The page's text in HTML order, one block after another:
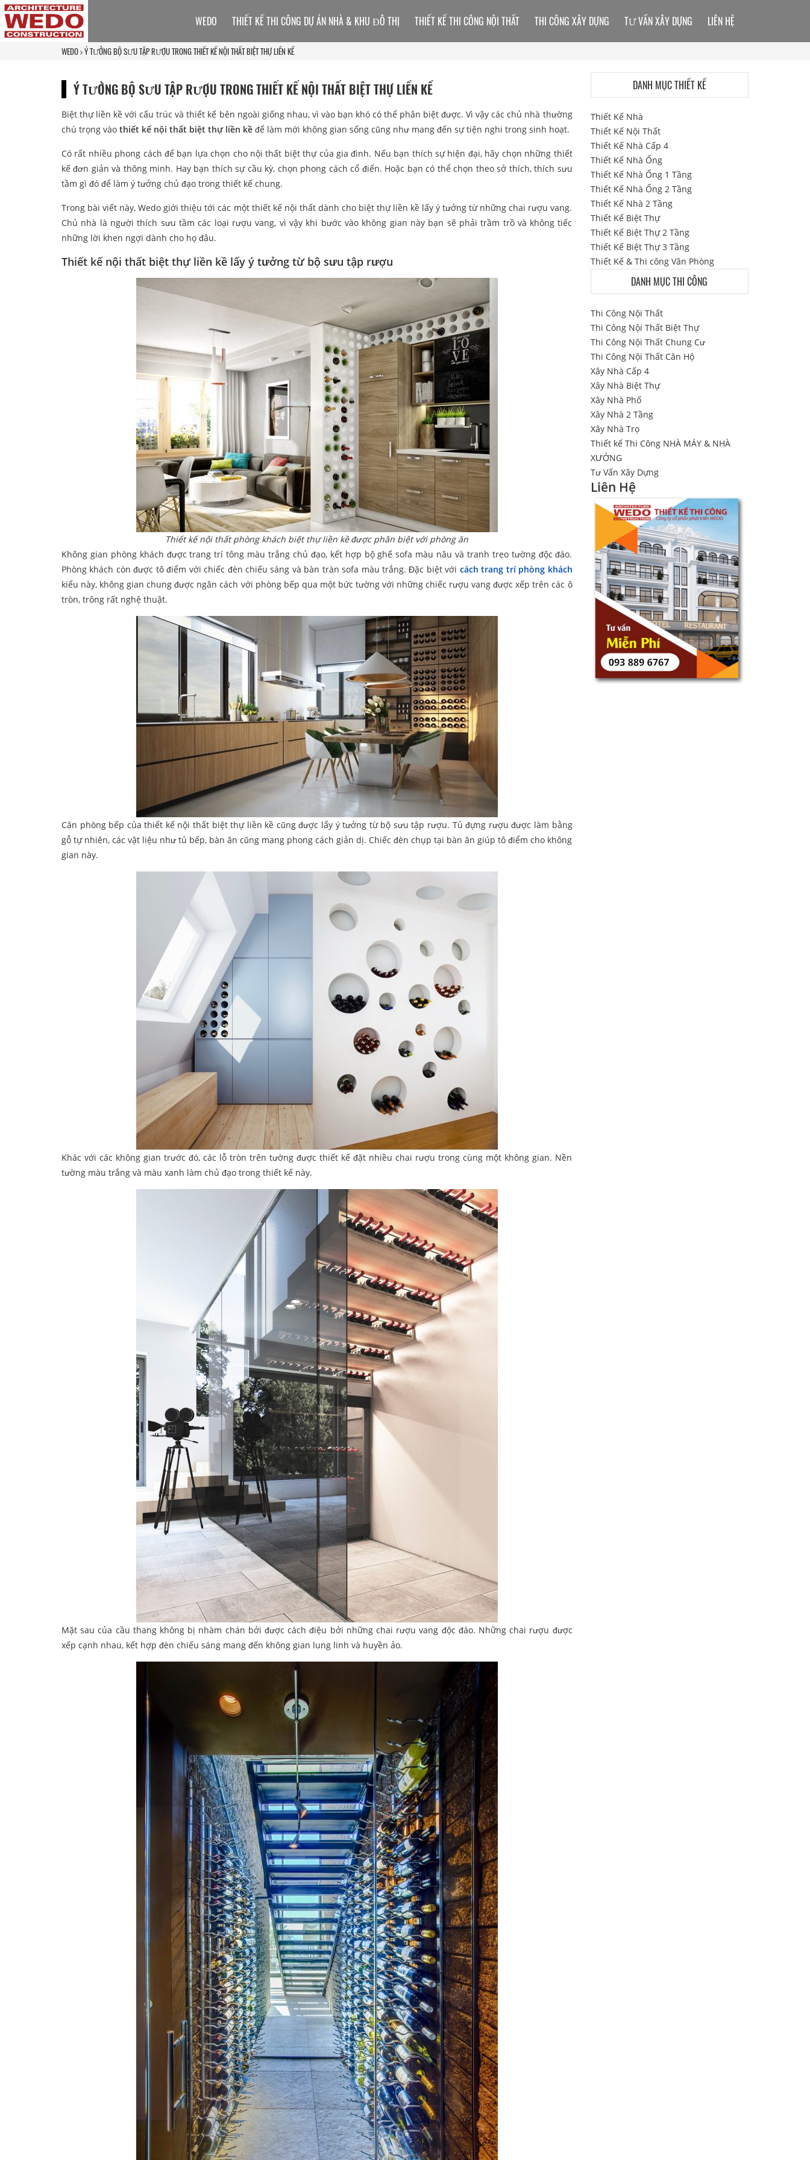
WEDO Ý TƯỞNG BỘ SƯU TẬP RƯỢU TRONG THIẾT KẾ NỘI THẤT BIỆT THỰ LIỀN KỀ
Ý TƯỞNG BỘ SƯU TẬP RƯỢU TRONG THIẾT KẾ NỘI THẤT BIỆT THỰ LIỀN KỀ
Biệt thự liền kề với cấu trúc và thiết kế bên ngoài giống nhau, vì vào bạn khó có thể phân biệt được. Vì vậy các chủ nhà thường
chú trọng vào thiết kế nội thất biệt thự liền kề để làm mới không gian sống cũng như mang đến sự tiện nghi trong sinh hoạt.
Có rất nhiều phong cách để bạn lựa chọn cho nội thất biệt thự của gia đình. Nếu bạn thích sự hiện đại, hãy chọn những thiết
kế đơn giản và thông minh. Hay bạn thích sự cầu kỳ, chọn phong cách cổ điển. Hoặc bạn có thể chọn theo sở thích, thích sưu
tầm gì đó để làm ý tưởng chủ đạo trong thiết kế chung.
Trong bài viết này, Wedo giới thiệu tới các một thiết kế nội thất dành cho biệt thự liền kề lấy ý tưởng từ những chai rượu vang.
Chủ nhà là người thích sưu tầm các loại rượu vang, vì vậy khi bước vào không gian này bạn sẽ phải trầm trồ và không tiếc
những lời khen ngợi dành cho họ đâu.
Thiết kế nội thất biệt thự liền kề lấy ý tưởng từ bộ sưu tập rượu
Thiết kế nội thất phòng khách biệt thự liền kề được phân biệt với phòng ăn
Không gian phòng khách được trang trí tông màu trắng chủ đạo, kết hợp bộ ghế sofa màu nâu và tranh treo tường độc đáo.
Phòng khách còn được tô điểm với chiếc đèn chiếu sáng và bàn tràn sofa màu trắng. Đặc biệt với cách trang trí phòng khách
kiểu này, không gian chung được ngăn cách với phòng bếp qua một bức tường với những chiếc rượu vang được xếp trên các ô
tròn, trông rất nghệ thuật.
Căn phòng bếp của thiết kế nội thất biệt thự liền kề cũng được lấy ý tưởng từ bộ sưu tập rượu. Tủ đựng rượu được làm bằng
gỗ tự nhiên, các vật liệu như tủ bếp, bàn ăn cũng mang phong cách giản dị. Chiếc đèn chụp tại bàn ăn giúp tô điểm cho không
gian này.
Khác với các không gian trước đó, các lỗ tròn trên tường được thiết kế đặt nhiều chai rượu trong cùng một không gian. Nền
tường màu trắng và màu xanh làm chủ đạo trong thiết kế này.
Mặt sau của cầu thang không bị nhàm chán bởi được cách điệu bởi những chai rượu vang độc đáo. Những chai rượu được
xếp cạnh nhau, kết hợp đèn chiếu sáng mang đến không gian lung linh và huyền ảo.
WEDO THIẾT KẾ THI CÔNG DỰ ÁN NHÀ & KHU ĐÔ THỊ THIẾT KẾ THI CÔNG NỘI THẤT THI CÔNG XÂY DỰNG TƯ VẤN XÂY DỰNG LIÊN HỆ
DANH MỤC THIẾT KẾ
Thiết Kế Nhà
Thiết Kế Nội Thất
Thiết Kế Nhà Cấp 4
Thiết Kế Nhà Ống
Thiết Kế Nhà Ống 1 Tầng
Thiết Kế Nhà Ống 2 Tầng
Thiết Kế Nhà 2 Tầng
Thiết Kế Biệt Thự
Thiết Kế Biệt Thự 2 Tầng
Thiết Kế Biệt Thự 3 Tầng
Thiết Kế & Thi công Văn Phòng
DANH MỤC THI CÔNG
Thi Công Nội Thất
Thi Công Nội Thất Biệt Thự
Thi Công Nội Thất Chung Cư
Thi Công Nội Thất Căn Hộ
Xây Nhà Cấp 4
Xây Nhà Biệt Thự
Xây Nhà Phố
Xây Nhà 2 Tầng
Xây Nhà Trọ
Thiết kế Thi Công NHÀ MÁY & NHÀ
XƯỞNG
Tư Vấn Xây Dựng
Liên Hệ